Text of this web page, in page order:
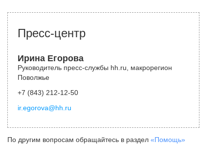
Пресс-центр
Ирина Егорова
Руководитель пресс-службы hh.ru, макрорегион
Поволжье
+7 (843) 212-12-50
ir.egorova@hh.ru
По другим вопросам обращайтесь в раздел «Помощь»